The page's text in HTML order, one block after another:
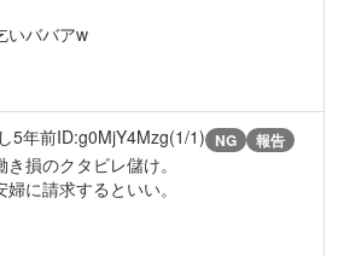
いババアw
5年前ID:g0MjY4Mzg(1/1) NG 報告
損のクタビレ儲け。
婦に請求するといい。